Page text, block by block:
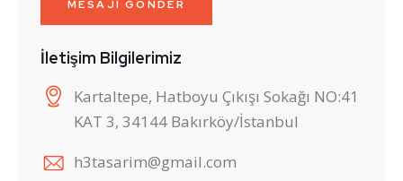
İletişim Bilgilerimiz
Kartaltepe, Hatboyu Çıkışı Sokağı NO:41
KAT 3, 34144 Bakırköy/İstanbul
h3tasarim@gmail.com